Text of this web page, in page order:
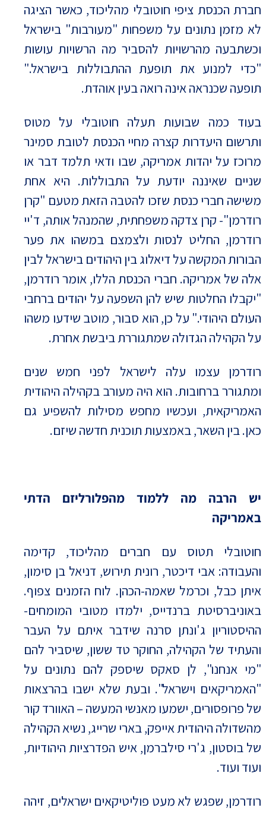
חברת הכנסת ציפי חוטובלי מהליכוד, כאשר הציגה
לא מזמן נתונים על משפחות "מעורבות" בישראל
וכשתבעה מהרשויות להסביר מה הרשויות עושות
"כדי למנוע את תופעת ההתבוללות בישראל."
תופעה שכנראה אינה רואה בעין אוהדת.
בעוד כמה שבועות תעלה חוטובלי על מטוס
ותרשום היעדרות קצרה מחיי הכנסת לטובת סמינר
מרוכז על יהדות אמריקה, שבו ודאי תלמד דבר או
שניים שאיננה יודעת על התבוללות. היא אחת
משישה חברי כנסת שזכו להטבה הזאת מטעם "קרן
רודרמן"- קרן צדקה משפחתית, שהמנהל אותה, ד'יי
רודרמן, החליט לנסות ולצמצם במשהו את פער
הבורות המקשה על דיאלוג בין היהודים בישראל לבין
אלה של אמריקה. חברי הכנסת הללו, אומר רודרמן,
"יקבלו החלטות שיש להן השפעה על יהודים ברחבי
העולם היהודי." על כן, הוא סבור, מוטב שידעו משהו
על הקהילה הגדולה שמתגוררת ביבשת אחרת.
רודרמן עצמו עלה לישראל לפני חמש שנים
ומתגורר ברחובות. הוא היה מעורב בקהילה היהודית
האמריקאית, ועכשיו מחפש מסילות להשפיע גם
כאן. בין השאר, באמצעות תוכנית חדשה שיזם.
יש הרבה מה ללמוד מהפלורליזם הדתי
באמריקה
חוטובלי תטוס עם חברים מהליכוד, קדימה
והעבודה: אבי דיכטר, רונית תירוש, דניאל בן סימון,
איתן כבל, וכרמל שאמה-הכהן. לוח הזמנים צפוף.
באוניברסיטת ברנדייס, ילמדו מטובי המומחים-
ההיסטוריון ג'ונתן סרנה שידבר איתם על העבר
והעתיד של הקהילה, החוקר טד ששון, שיסביר להם
"מי אנחנו", לן סאקס שיספק להם נתונים על
"האמריקאים וישראל". ובעת שלא ישבו בהרצאות
של פרופסורים, ישמעו מאנשי המעשה – האוורד קור
מהשדולה היהודית אייפק, בארי שרייג, נשיא הקהילה
של בוסטון, ג'רי סילברמן, איש הפדרציות היהודיות,
ועוד ועוד.
רודרמן, שפגש לא מעט פוליטיקאים ישראלים, זיהה